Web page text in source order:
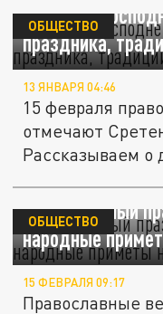
Сретение
праздника,
ОБЩЕСТВО
13 ЯНВАРЯ 04:46
15 февраля
отмечают
Рассказываем о
Православный
народные
ОБЩЕСТВО
15 ФЕВРАЛЯ 09:17
Православные